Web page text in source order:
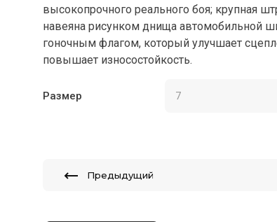
высокопрочного реального боя; крупная
навеяна рисунком днища автомобильной
гоночным флагом, который улучшает
повышает износостойкость.
Размер
Предыдущий